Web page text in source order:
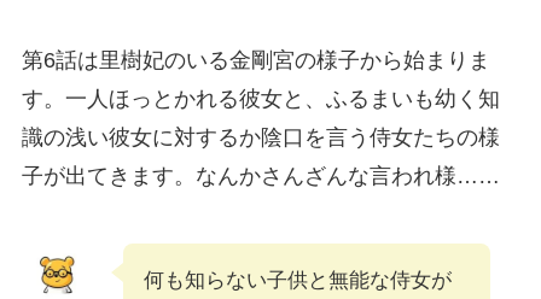
第6話は里樹妃のいる金剛宮の様子から始まりま
す。一人ほっとかれる彼女と、ふるまいも幼く知
識の浅い彼女に対するか陰口を言う侍女たちの様
子が出てきます。なんかさんざんな言われ様……
何も知らない子供と無能な侍女が